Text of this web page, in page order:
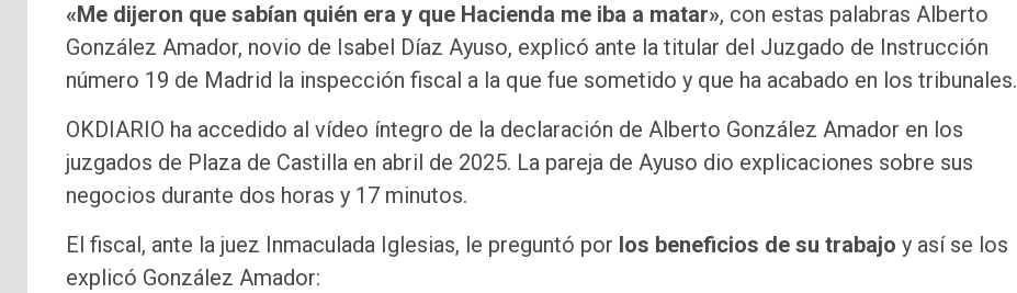
«Me dijeron que sabían quién era y que Hacienda me iba a matar», con estas palabras Alberto
González Amador, novio de Isabel Díaz Ayuso, explicó ante la titular del Juzgado de Instrucción
número 19 de Madrid la inspección fiscal a la que fue sometido y que ha acabado en los tribunales.
OKDIARIO ha accedido al vídeo íntegro de la declaración de Alberto González Amador en los
juzgados de Plaza de Castilla en abril de 2025. La pareja de Ayuso dio explicaciones sobre sus
negocios durante dos horas y 17 minutos.
El fiscal, ante la juez Inmaculada Iglesias, le preguntó por los beneficios de su trabajo y así se los
explicó González Amador: